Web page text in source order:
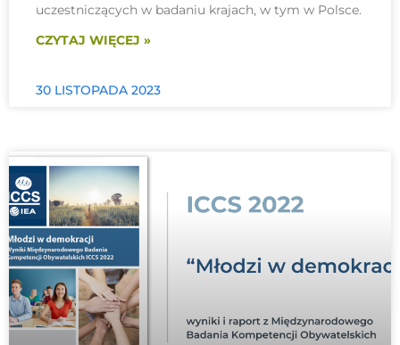
uczestniczących w badaniu krajach, w tym w Polsce.
CZYTAJ WIĘCEJ »
30 LISTOPADA 2023